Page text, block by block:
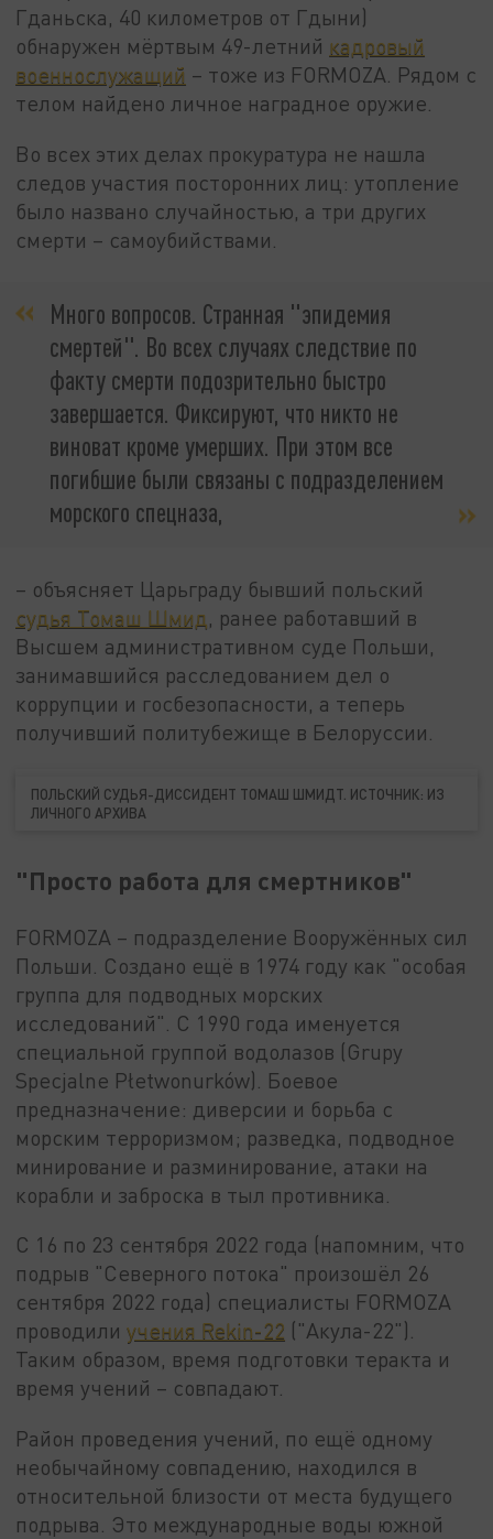
Гданьска, 40 километров от Гдыни)
обнаружен мёртвым 49-летний кадровый
военнослужащий – тоже из FORMOZA. Рядом с
телом найдено личное наградное оружие.
Во всех этих делах прокуратура не нашла
следов участия посторонних лиц: утопление
было названо случайностью, а три других
смерти – самоубийствами.
Много вопросов. Странная "эпидемия
смертей". Во всех случаях следствие по
факту смерти подозрительно быстро
завершается. Фиксируют, что никто не
виноват кроме умерших. При этом все
погибшие были связаны с подразделением
морского спецназа,
– объясняет Царьграду бывший польский
судья Томаш Шмид , ранее работавший в
Высшем административном суде Польши,
занимавшийся расследованием дел о
коррупции и госбезопасности, а теперь
получивший политубежище в Белоруссии.
ПОЛЬСКИЙ СУДЬЯ-ДИССИДЕНТ ТОМАШ ШМИДТ. ИСТОЧНИК: ИЗ
ЛИЧНОГО АРХИВА
"Просто работа для смертников"
FORMOZA – подразделение Вооружённых сил
Польши. Создано ещё в 1974 году как "особая
группа для подводных морских
исследований". С 1990 года именуется
специальной группой водолазов (Grupy
Specjalne Płetwonurków). Боевое
предназначение: диверсии и борьба с
морским терроризмом; разведка, подводное
минирование и разминирование, атаки на
корабли и заброска в тыл противника.
С 16 по 23 сентября 2022 года (напомним, что
подрыв "Северного потока" произошёл 26
сентября 2022 года) специалисты FORMOZA
проводилиучения Rekin-22 ("Акула-22").
Таким образом, время подготовки теракта и
время учений – совпадают.
Район проведения учений, по ещё одному
необычайному совпадению, находился в
относительной близости от места будущего
подрыва. Это международные воды южной